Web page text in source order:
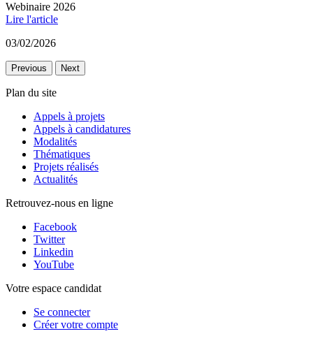
Webinaire 2026
Lire l'article
03/02/2026
Previous Next
Plan du site
Appels à projets
Appels à candidatures
Modalités
Thématiques
Projets réalisés
Actualités
Retrouvez-nous en ligne
Facebook
Twitter
Linkedin
YouTube
Votre espace candidat
Se connecter
Créer votre compte